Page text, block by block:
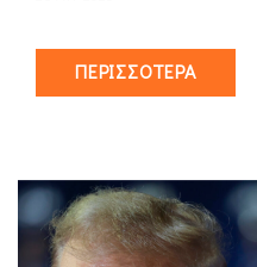
ΠΕΡΙΣΣΌΤΕΡΑ